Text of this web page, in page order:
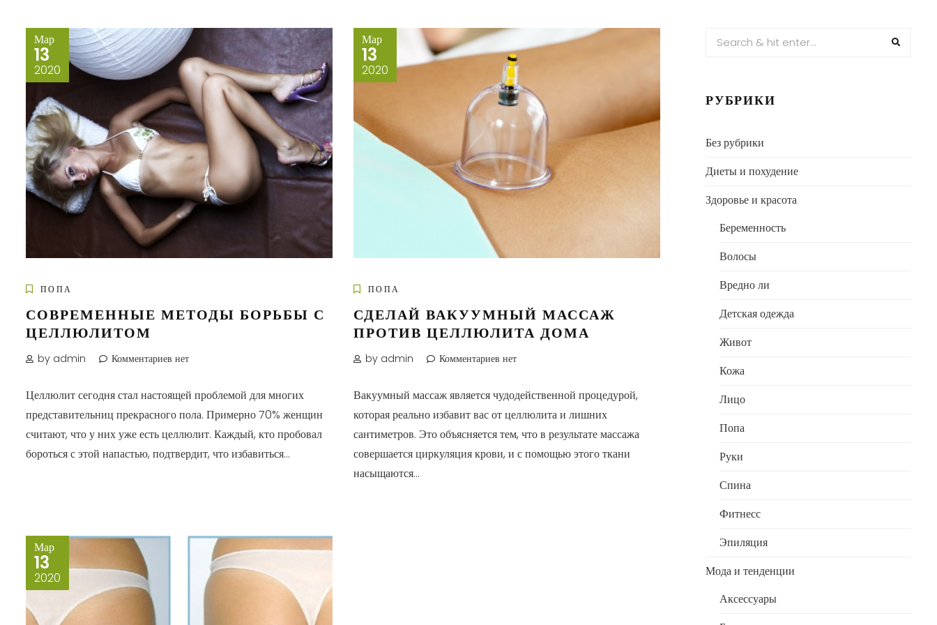
Мар
13
2020
ПОПА
СОВРЕМЕННЫЕ МЕТОДЫ БОРЬБЫ С
ЦЕЛЛЮЛИТОМ
by admin Комментариев нет
Целлюлит сегодня стал настоящей проблемой для многих
представительниц прекрасного пола. Примерно 70% женщин
считают, что у них уже есть целлюлит. Каждый, кто пробовал
бороться с этой напастью, подтвердит, что избавиться...
Мар
13
2020
ПОПА
СДЕЛАЙ ВАКУУМНЫЙ МАССАЖ
ПРОТИВ ЦЕЛЛЮЛИТА ДОМА
by admin Комментариев нет
Вакуумный массаж является чудодейственной процедурой,
которая реально избавит вас от целлюлита и лишних
сантиметров. Это объясняется тем, что в результате массажа
совершается циркуляция крови, и с помощью этого ткани
насыщаются...
Мар
13
2020
РУБРИКИ
Без рубрики
Диеты и похудение
Здоровье и красота
Беременность
Волосы
Вредно ли
Детская одежда
Живот
Кожа
Лицо
Попа
Руки
Спина
Фитнесс
Эпиляция
Мода и тенденции
Аксессуары